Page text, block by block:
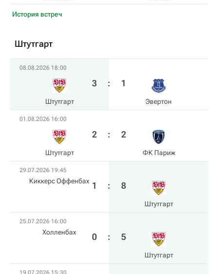
История встреч
Штутгарт
08.08.2026 18:00
Штутгарт
3 : 1
Эвертон
01.08.2026 16:00
Штутгарт
2 : 2
ФК Париж
29.07.2026 19:45
Киккерс Оффенбах 1 : 8
Штутгарт
25.07.2026 16:00
Холленбах 0 : 5
Штутгарт
19.07.2026 15:30